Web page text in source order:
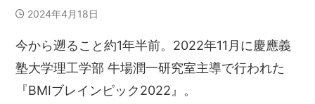
2024年4月18日
今から遡ること約1年半前。2022年11月に慶應義
塾大学理工学部 牛場潤一研究室主導で行われた
『BMIブレインピック2022』。